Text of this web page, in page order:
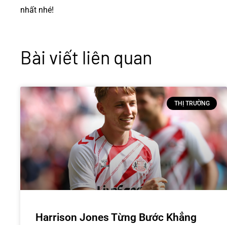
nhất nhé!
Bài viết liên quan
THỊ TRƯỜNG
Harrison Jones Từng Bước Khẳng